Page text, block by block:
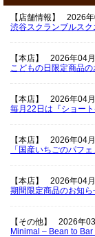
【店舗情報】
2026
渋谷スクランブルス
【本店】
2026年04
こどもの日限定商品
【本店】
2026年04
毎月22日は『ショー
【本店】
2026年04
「国産いちごのパフ
【本店】
2026年04
期間限定商品のお知ら
【その他】
2026年
Minimal – Bean to